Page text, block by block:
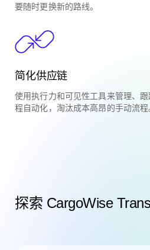
要随时更换新的路线。
简化供应链
使用执行力和可见性工具来管理、
程自动化，淘汰成本高昂的手动流程
探索 CargoWise